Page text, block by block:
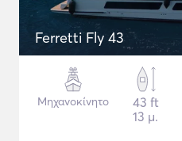
Ferretti Fly 43
Μηχανοκίνητο
43 ft
13 μ.